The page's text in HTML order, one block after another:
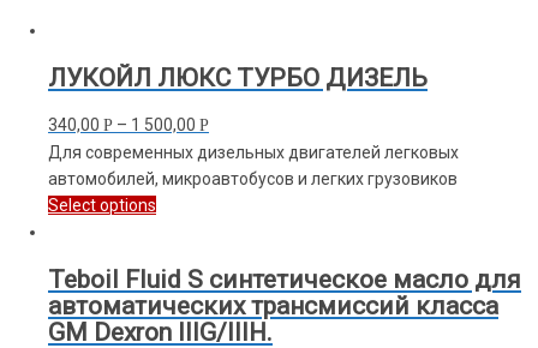
ЛУКОЙЛ ЛЮКС ТУРБО ДИЗЕЛЬ
340,00 Р – 1 500,00 Р
Для современных дизельных двигателей легковых
автомобилей, микроавтобусов и легких грузовиков
Select options
Teboil Fluid S синтетическое масло для
автоматических трансмиссий класса
GM Dexron IIIG/IIIH.